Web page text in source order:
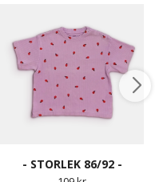
- STORLEK 86/92 -